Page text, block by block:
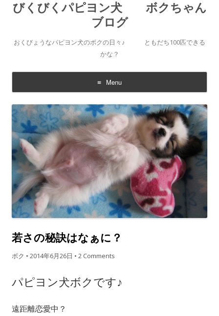
びくびくパピヨン犬 ボクちゃん
ブログ
おくびょうなパピヨン犬のボクの日々♪ ともだち100匹できる
かな？
Menu
Skip to content
若さの秘訣はなぁに？
ボク • 2014年6月26日 • 2 Comments
パピヨン犬ボクです♪
遠距離恋愛中？